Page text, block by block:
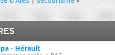
- Hérault